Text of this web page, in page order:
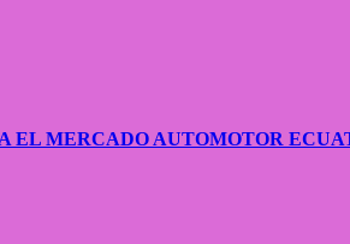
EL MERCADO AUTOMOTOR